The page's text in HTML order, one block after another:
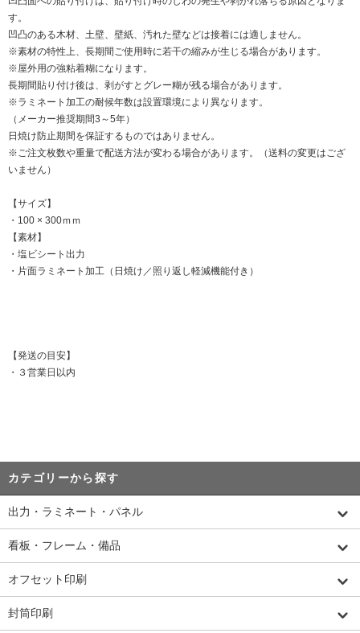
す。
凹凸のある木材、土壁、壁紙、汚れた壁などは接着には適しません。
※素材の特性上、長期間ご使用時に若干の縮みが生じる場合があります。
※屋外用の強粘着糊になります。
長期間貼り付け後は、剥がすとグレー糊が残る場合があります。
※ラミネート加工の耐候年数は設置環境により異なります。
（メーカー推奨期間3～5年）
日焼け防止期間を保証するものではありません。
※ご注文枚数や重量で配送方法が変わる場合があります。（送料の変更はござ
いません）
【サイズ】
・100 × 300ｍｍ
【素材】
・塩ビシート出力
・片面ラミネート加工（日焼け／照り返し軽減機能付き）
【発送の目安】
・３営業日以内
カテゴリーから探す
出力・ラミネート・パネル
看板・フレーム・備品
オフセット印刷
封筒印刷